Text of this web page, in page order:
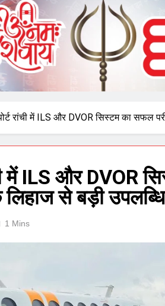
रांची में ILS और DVOR सिस्टम का सफल
में ILS और DVOR
लिहाज से बड़ी उपलब्धि
1 Mins